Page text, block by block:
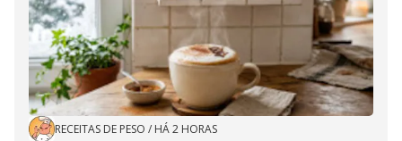
RECEITAS DE PESO / HÁ 2 HORAS